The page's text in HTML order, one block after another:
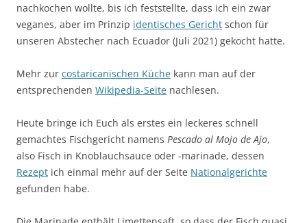
nachkochen wollte, bis ich feststellte, dass ich ein zwar
veganes, aber im Prinzip identisches Gericht schon für
unseren Abstecher nach Ecuador (Juli 2021) gekocht hatte.
Mehr zur costaricanischen Küche kann man auf der
entsprechenden Wikipedia-Seite nachlesen.
Heute bringe ich Euch als erstes ein leckeres schnell
gemachtes Fischgericht namens Pescado al Mojo de Ajo,
also Fisch in Knoblauchsauce oder -marinade, dessen
Rezept ich einmal mehr auf der Seite Nationalgerichte
gefunden habe.